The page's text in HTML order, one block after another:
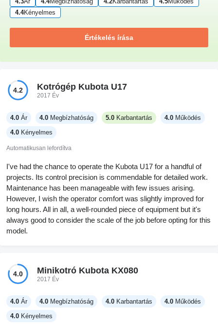
4.4Kényelmes
Értékelés írása
4.2 Kotrógép Kubota U17
2017 Év
4.0 Ár 4.0 Megbízhatóság 5.0 Karbantartás 4.0 Működés
4.0 Kényelmes
Automatikusan lefordítva
I've had the chance to operate the Kubota U17 for a handful of
projects. Its control precision is commendable for detailed work.
Maintenance has been manageable with few issues arising.
However, I wish the operator comfort was slightly improved for
long hours. All in all, a well-rounded piece of equipment but it's
always good to consider the scale of the job before opting for this
model.
4.0 Minikotró Kubota KX080
2017 Év
4.0 Ár 4.0 Megbízhatóság 4.0 Karbantartás 4.0 Működés
4.0 Kényelmes